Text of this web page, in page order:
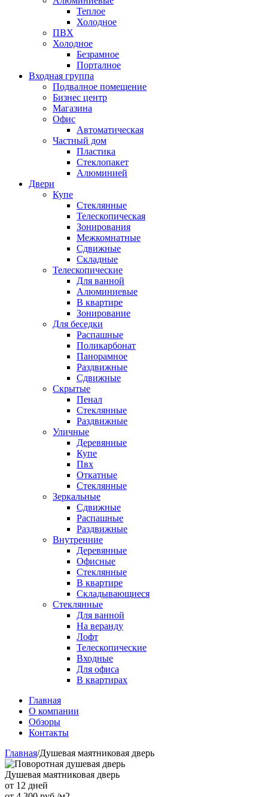
Теплое
Холодное
ПВХ
Холодное
Безрамное
Порталное
Входная группа
Подвалное помещение
Бизнес центр
Магазина
Офис
Автоматическая
Частный дом
Пластика
Стеклопакет
Алюминией
Двери
Купе
Стеклянные
Телескопическая
Зонирования
Межкомнатные
Сдвижные
Складные
Телескопические
Для ванной
Алюминиевые
В квартире
Зонирование
Для беседки
Распашные
Поликарбонат
Панорамное
Раздвижные
Сдвижные
Скрытые
Пенал
Стеклянные
Раздвижные
Уличные
Деревянные
Купе
Пвх
Откатные
Стеклянные
Зеркальные
Сдвижные
Распашные
Раздвижные
Внутренние
Деревянные
Офисные
Стеклянные
В квартире
Складывающиеся
Стеклянные
Для ванной
На веранду
Лофт
Телескопические
Входные
Для офиса
В квартирах
Главная
О компании
Обзоры
Контакты
Главная/Душевая маятниковая дверь
Душевая маятниковая дверь
от 12 дней